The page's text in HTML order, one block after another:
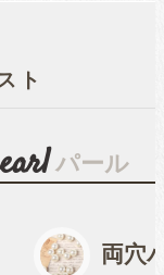
ト
パール
両穴